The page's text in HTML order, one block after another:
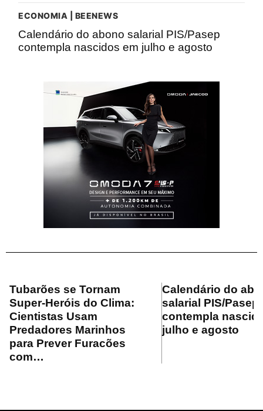
ECONOMIA | BEENEWS
Calendário do abono salarial PIS/Pasep
contempla nascidos em julho e agosto
Tubarões se Tornam
Super-Heróis do Clima:
Cientistas Usam
Predadores Marinhos
para Prever Furacões
com…
Calendário do
salarial PIS/Pasep
contempla
julho e agosto